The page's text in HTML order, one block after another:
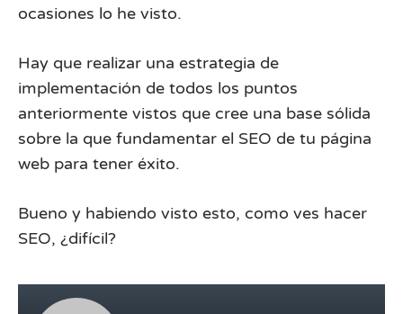
ocasiones lo he visto.
Hay que realizar una estrategia de
implementación de todos los puntos
anteriormente vistos que cree una base sólida
sobre la que fundamentar el SEO de tu página
web para tener éxito.
Bueno y habiendo visto esto, como ves hacer
SEO, ¿difícil?